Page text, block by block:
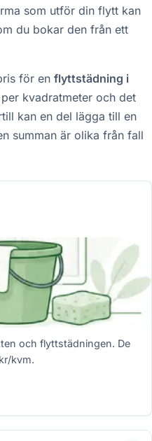
som utför din flytt kan
du bokar den från ett
för en flyttstädning i
kvadratmeter och det
kan en del lägga till en
summan är olika från fall
och flyttstädningen. De
kvm.